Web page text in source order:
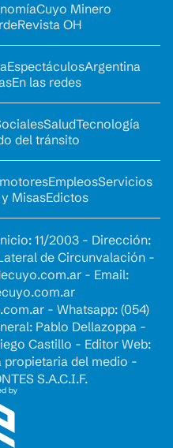
Cuyo Minero
Revista OH
EspectáculosArgentina
En las redes
SaludTecnología
del tránsito
EmpleosServicios
MisasEdictos
11/2003 - Dirección:
de Circunvalación -
- Email:
- Whatsapp: (054)
Pablo Dellazoppa -
Castillo - Editor Web:
propietaria del medio -
S.A.C.I.F.